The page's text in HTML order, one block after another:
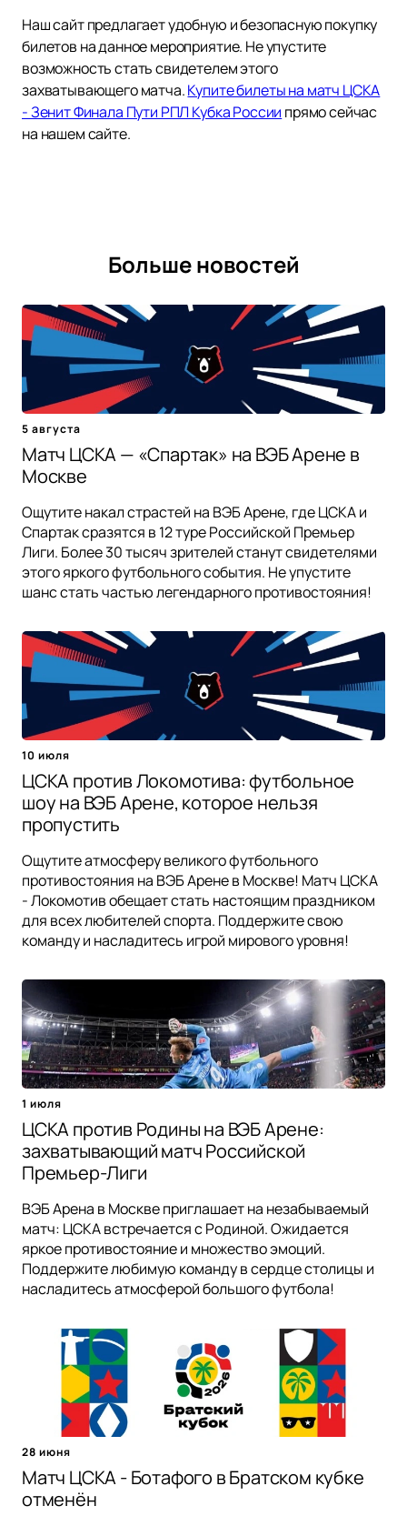
Наш сайт предлагает удобную и безопасную покупку
билетов на данное мероприятие. Не упустите
возможность стать свидетелем этого
захватывающего матча.Купите билеты на матч ЦСКА
- Зенит Финала Пути РПЛ Кубка России прямо сейчас
на нашем сайте.
Больше новостей
5 августа
Матч ЦСКА — «Спартак» на ВЭБ Арене в
Москве
Ощутите накал страстей на ВЭБ Арене, где ЦСКА и
Спартак сразятся в 12 туре Российской Премьер
Лиги. Более 30 тысяч зрителей станут свидетелями
этого яркого футбольного события. Не упустите
шанс стать частью легендарного противостояния!
10 июля
ЦСКА против Локомотива: футбольное
шоу на ВЭБ Арене, которое нельзя
пропустить
Ощутите атмосферу великого футбольного
противостояния на ВЭБ Арене в Москве! Матч ЦСКА
- Локомотив обещает стать настоящим праздником
для всех любителей спорта. Поддержите свою
команду и насладитесь игрой мирового уровня!
1 июля
ЦСКА против Родины на ВЭБ Арене:
захватывающий матч Российской
Премьер-Лиги
ВЭБ Арена в Москве приглашает на незабываемый
матч: ЦСКА встречается с Родиной. Ожидается
яркое противостояние и множество эмоций.
Поддержите любимую команду в сердце столицы и
насладитесь атмосферой большого футбола!
28 июня
Матч ЦСКА - Ботафого в Братском кубке
отменён